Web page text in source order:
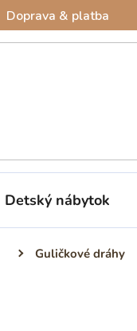
Doprava & platba
Detský nábytok
Guličkové dráhy